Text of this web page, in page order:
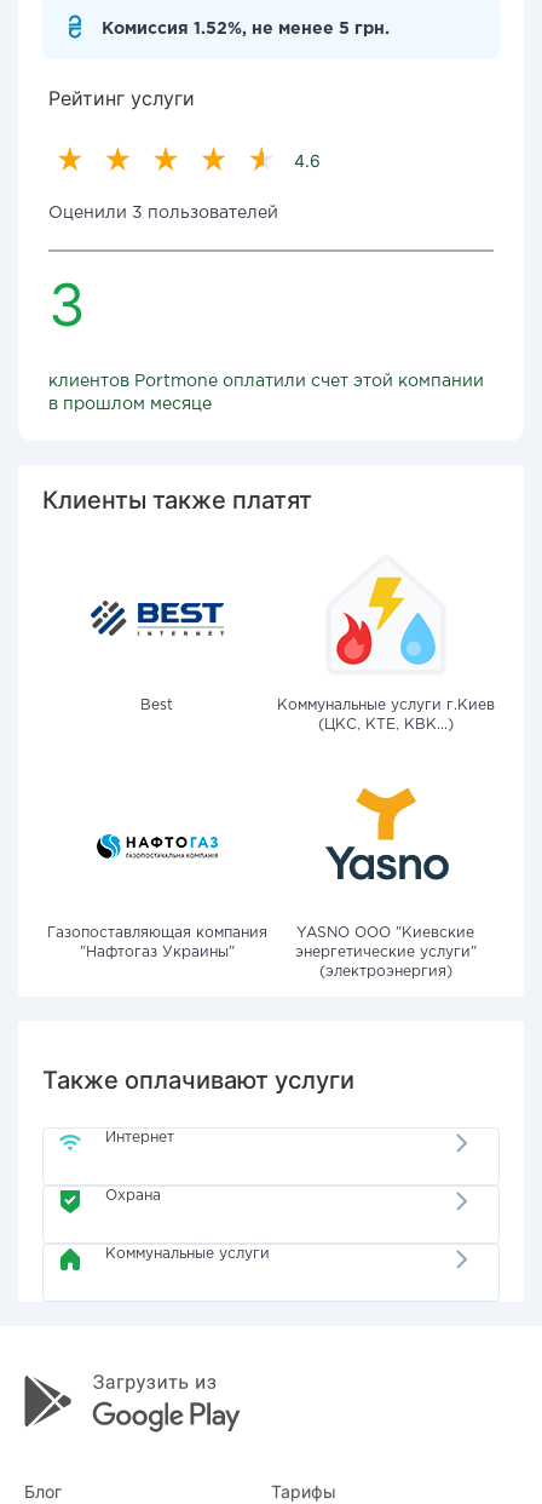
Комиссия 1.52%, не менее 5 грн.
Рейтинг услуги
4.6
Оценили 3 пользователей
3
клиентов Portmone оплатили счет этой компании
в прошлом месяце
Клиенты также платят
Best
Коммунальные услуги г.Киев
(ЦКС, КТЕ, КВК...)
Газопоставляющая компания
"Нафтогаз Украины"
YASNO OOO "Киевские
энергетические услуги"
(электроэнергия)
Также оплачивают услуги
Интернет
Охрана
Коммунальные услуги
Блог Тарифы